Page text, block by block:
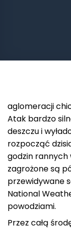
aglomeracji
Atak bardzo
deszczu i
rozpocząć
godzin rannych
zagrożone są
przewidywane
National
powodziami.
Przez całą